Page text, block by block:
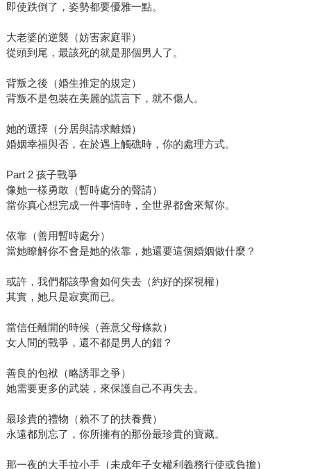
即使跌倒了，姿勢都要優雅一點。
大老婆的逆襲（妨害家庭罪）
從頭到尾，最該死的就是那個男人了。
背叛之後（婚生推定的規定）
背叛不是包裝在美麗的謊言下，就不傷人。
她的選擇（分居與請求離婚）
婚姻幸福與否，在於遇上觸礁時，你的處理方式。
Part 2 孩子戰爭
像她一樣勇敢（暫時處分的聲請）
當你真心想完成一件事情時，全世界都會來幫你。
依靠（善用暫時處分）
當她瞭解你不會是她的依靠，她還要這個婚姻做什麼？
或許，我們都該學會如何失去（約好的探視權）
其實，她只是寂寞而已。
當信任離開的時候（善意父母條款）
女人間的戰爭，還不都是男人的錯？
善良的包袱（略誘罪之爭）
她需要更多的武裝，來保護自己不再失去。
最珍貴的禮物（賴不了的扶養費）
永遠都別忘了，你所擁有的那份最珍貴的寶藏。
那一夜的大手拉小手（未成年子女權利義務行使或負擔）